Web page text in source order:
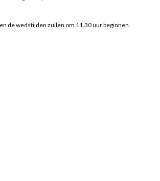
de wedstijden zullen om 11.30 uur beginnen.